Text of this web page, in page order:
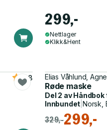
299,-
Nettlager
Klikk&Hent
4.8 Elias Våhlund,
Røde maske
Del 2 av
Innbundet |Norsk,
329,-299,-